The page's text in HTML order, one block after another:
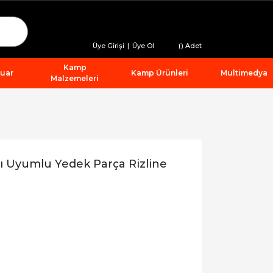
Üye Girişi | Üye Ol () Adet
Kamp
Malzemeleri
Kamp Ürünleri Multimedya
Uyumlu Yedek Parça Rizline